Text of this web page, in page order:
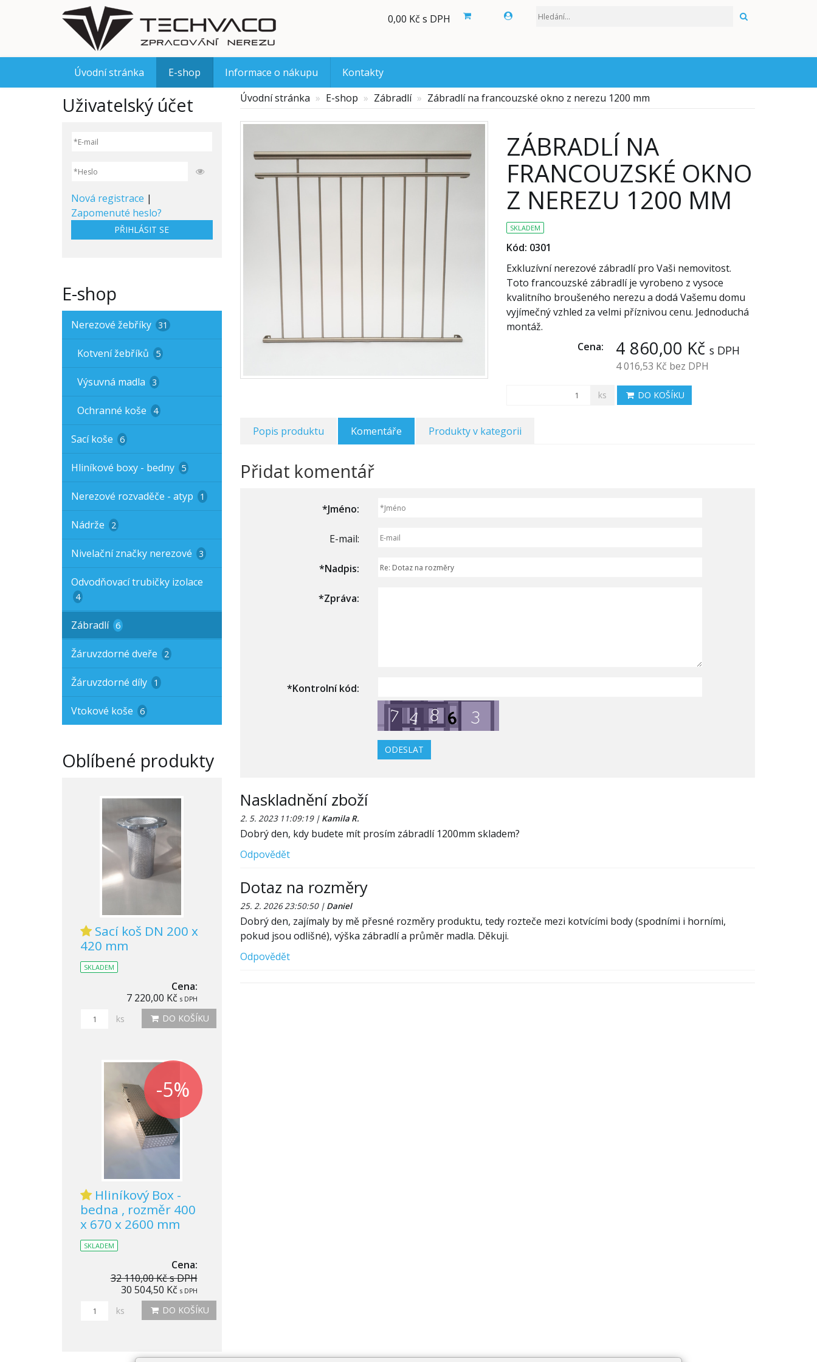
0,00 Kč s DPH
Úvodní stránka E-shop Informace o nákupu
Kontakty
Úvodní stránka
E-shop Zábradlí Zábradlí na francouzské okno z nerezu 1200 mm
ZÁBRADLÍ NA
FRANCOUZSKÉ OKNO
Z NEREZU 1200 MM
SKLADEM
Kód: 0301
Exkluzívní nerezové zábradlí pro Vaši nemovitost.
Toto francouzské zábradlí je vyrobeno z vysoce
kvalitního broušeného nerezu a dodá Vašemu domu
vyjímečný vzhled za velmi příznivou cenu. Jednoduchá
montáž.
Cena:
4 860,00 Kč s DPH
4 016,53 Kč bez DPH
ks DO KOŠÍKU
Popis produktu Komentáře Produkty v kategorii
Přidat komentář
*Jméno:
E-mail:
*Nadpis:
*Zpráva:
*Kontrolní kód:
Naskladnění zboží
2. 5. 2023 11:09:19 | Kamila R.
Dobrý den, kdy budete mít prosím zábradlí 1200mm skladem?
Odpovědět
Dotaz na rozměry
25. 2. 2026 23:50:50 | Daniel
Dobrý den, zajímaly by mě přesné rozměry produktu, tedy rozteče mezi kotvícími body (spodními i horními,
pokud jsou odlišné), výška zábradlí a průměr madla. Děkuji.
Odpovědět
Uživatelský účet
Nová registrace |
Zapomenuté heslo?
PŘIHLÁSIT SE
E-shop
Nerezové žebříky 31
Kotvení žebříků 5
Výsuvná madla 3
Ochranné koše 4
Sací koše 6
Hliníkové boxy - bedny 5
Nerezové rozvaděče - atyp 1
Nádrže 2
Nivelační značky nerezové 3
Odvodňovací trubičky izolace
4
Zábradlí 6
Žáruvzdorné dveře 2
Žáruvzdorné díly 1
Vtokové koše 6
Oblíbené produkty
Sací koš DN 200 x
420 mm
SKLADEM
Cena:
7 220,00 Kč s DPH
ks DO KOŠÍKU
-5%
Hliníkový Box -
bedna , rozměr 400
x 670 x 2600 mm
SKLADEM
Cena:
32 110,00 Kčs DPH
30 504,50 Kč s DPH
ks DO KOŠÍKU